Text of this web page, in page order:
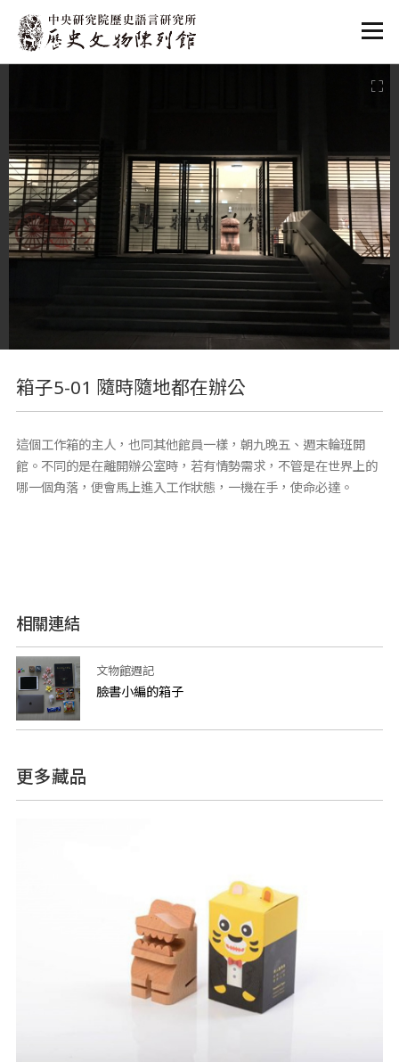
:::
箱子5-01 隨時隨地都在辦公
這個工作箱的主人，也同其他館員一樣，朝九晚五、週末輪班開
館。不同的是在離開辦公室時，若有情勢需求，不管是在世界上的
哪一個角落，便會馬上進入工作狀態，一機在手，使命必達。
相關連結
文物館週記
臉書小編的箱子
更多藏品